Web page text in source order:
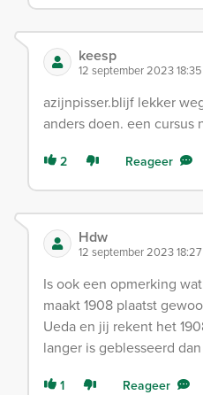
keesp
12 september 2023 18:35
azijnpisser.blijf lekker
anders doen. een cursus
2 Reageer
Hdw
12 september 2023 18:27
Is ook een opmerking
maakt 1908 plaatst
Ueda en jij rekent het
langer is geblesseerd
1 Reageer